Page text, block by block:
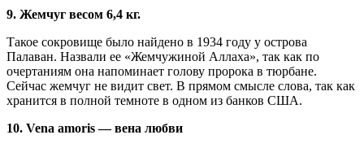
9. Жемчуг весом 6,4 кг.
Такое сокровище было найдено в 1934 году у острова
Палаван. Назвали ее «Жемчужиной Аллаха», так как по
очертаниям она напоминает голову пророка в тюрбане.
Сейчас жемчуг не видит свет. В прямом смысле слова, так как
хранится в полной темноте в одном из банков США.
10. Vena amoris — вена любви